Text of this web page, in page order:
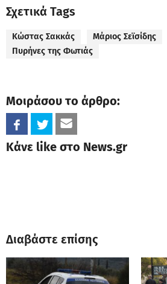
Σχετικά Tags
Κώστας Σακκάς
Μάριος Σεϊσίδης
Πυρήνες της Φωτιάς
Μοιράσου το άρθρο:
Κάνε like στο News.gr
Διαβάστε επίσης